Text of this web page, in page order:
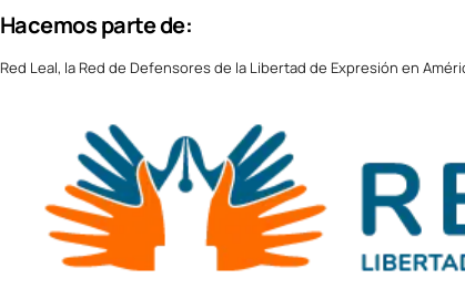
Hacemos parte de:
Red Leal, la Red de Defensores de la Libertad de Expresión en